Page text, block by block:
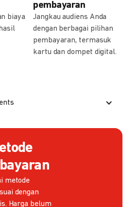
biaya
pembayaran
Jangkau audiens Anda
dengan berbagai pilihan
pembayaran, termasuk
kartu dan dompet digital.
metode
dengan
Harga belum